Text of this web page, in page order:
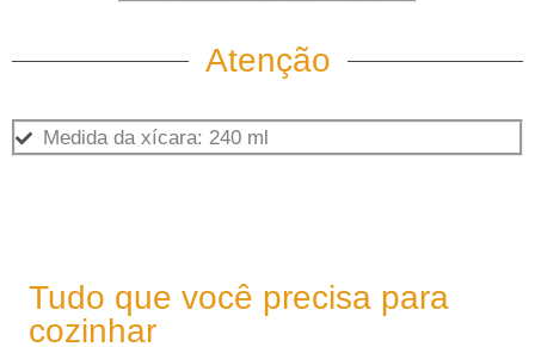
Atenção
Medida da xícara: 240 ml
Tudo que você precisa para
cozinhar